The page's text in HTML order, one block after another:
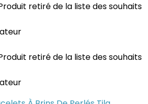
retiré de la liste des souhaits
retiré de la liste des souhaits